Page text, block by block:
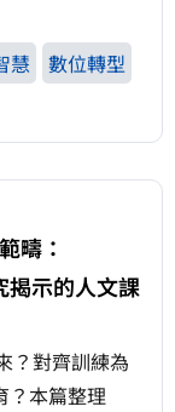
慧 數位轉型
疇：
示的人文課
？對齊訓練為
？本篇整理